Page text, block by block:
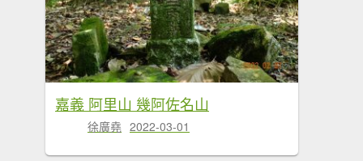
嘉義 阿里山 幾阿佐名山
徐廣堯 2022-03-01